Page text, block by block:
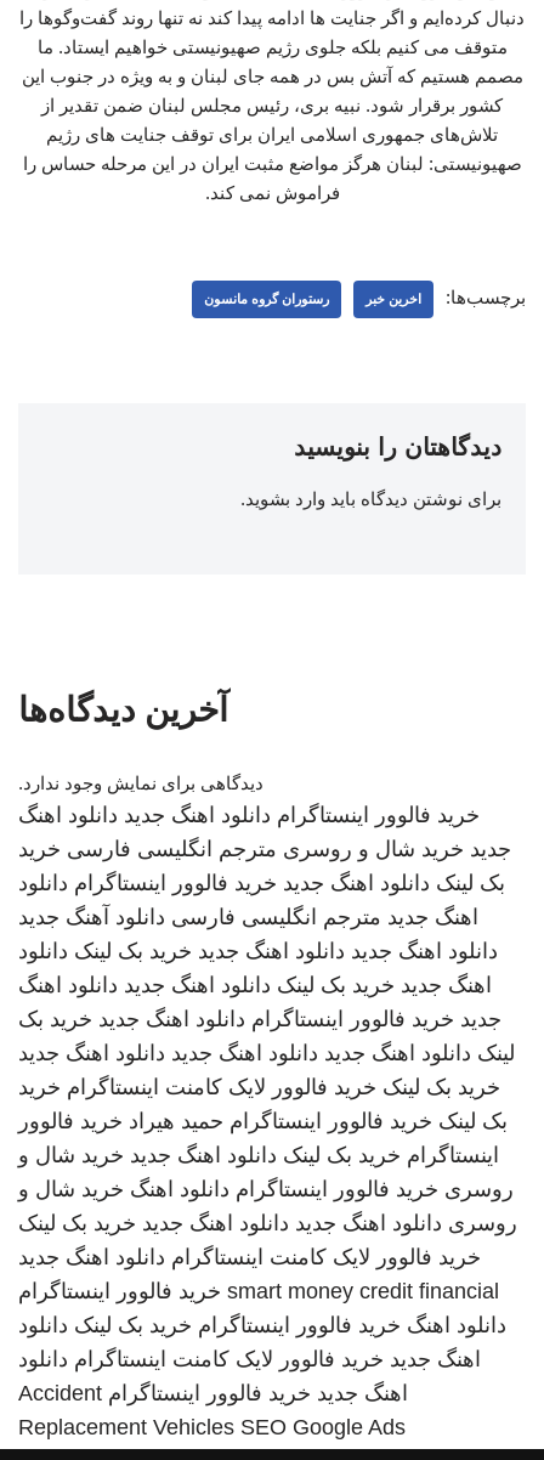
دنبال کرده‌ایم و اگر جنایت ها ادامه پیدا کند نه تنها روند گفت‌وگوها را
متوقف می کنیم بلکه جلوی رژیم صهیونیستی خواهیم ایستاد. ما
مصمم هستیم که آتش بس در همه جای لبنان و به ویژه در جنوب این
کشور برقرار شود. نبیه بری، رئیس مجلس لبنان ضمن تقدیر از
تلاش‌های جمهوری اسلامی ایران برای توقف جنایت های رژیم
صهیونیستی: لبنان هرگز مواضع مثبت ایران در این مرحله حساس را
فراموش نمی کند.
برچسب‌ها: اخرین خبر رستوران گروه مانسون
دیدگاهتان را بنویسید
برای نوشتن دیدگاه باید وارد بشوید.
آخرین دیدگاه‌ها
دیدگاهی برای نمایش وجود ندارد.
خرید فالوور اینستاگرام دانلود اهنگ جدید دانلود اهنگ
جدید خرید شال و روسری مترجم انگلیسی فارسی خرید
بک لینک دانلود اهنگ جدید خرید فالوور اینستاگرام دانلود
اهنگ جدید مترجم انگلیسی فارسی دانلود آهنگ جدید
دانلود اهنگ جدید دانلود اهنگ جدید خرید بک لینک دانلود
اهنگ جدید خرید بک لینک دانلود اهنگ جدید دانلود اهنگ
جدید خرید فالوور اینستاگرام دانلود اهنگ جدید خرید بک
لینک دانلود اهنگ جدید دانلود اهنگ جدید دانلود اهنگ جدید
خرید بک لینک خرید فالوور لایک کامنت اینستاگرام خرید
بک لینک خرید فالوور اینستاگرام حمید هیراد خرید فالوور
اینستاگرام خرید بک لینک دانلود اهنگ جدید خرید شال و
روسری خرید فالوور اینستاگرام دانلود اهنگ خرید شال و
روسری دانلود اهنگ جدید دانلود اهنگ جدید خرید بک لینک
خرید فالوور لایک کامنت اینستاگرام دانلود اهنگ جدید
smart money credit financial خرید فالوور اینستاگرام
دانلود اهنگ خرید فالوور اینستاگرام خرید بک لینک دانلود
اهنگ جدید خرید فالوور لایک کامنت اینستاگرام دانلود
اهنگ جدید خرید فالوور اینستاگرام Accident
Replacement Vehicles SEO Google Ads